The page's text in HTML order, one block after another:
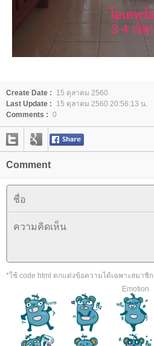
Create Date :
15 ตุลาคม 2560
Last Update :
15 ตุลาคม 2560 20:56:13 น.
Comments : 0
Comment
*ใช้ code html ตกแต่งข้อความได้เฉพาะสมาชิก
Emotion